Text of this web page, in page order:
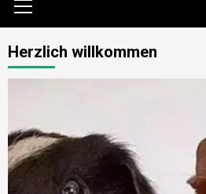
Menu
Herzlich willkommen